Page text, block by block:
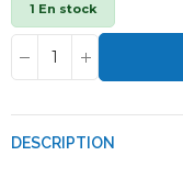
1 En stock
DESCRIPTION